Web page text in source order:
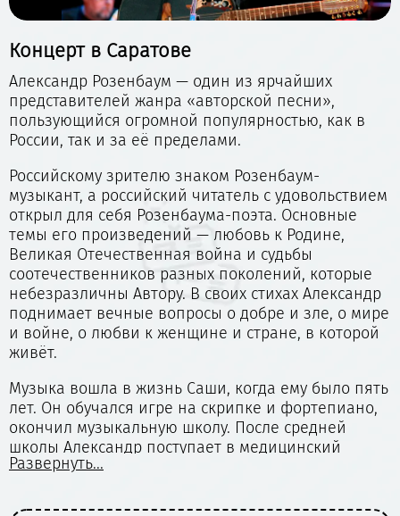
Концерт в Саратове
Александр Розенбаум — один из ярчайших
представителей жанра «авторской песни»,
пользующийся огромной популярностью, как в
России, так и за её пределами.
Российскому зрителю знаком Розенбаум-
музыкант, а российский читатель с удовольствием
открыл для себя Розенбаума-поэта. Основные
темы его произведений — любовь к Родине,
Великая Отечественная война и судьбы
соотечественников разных поколений, которые
небезразличны Автору. В своих стихах Александр
поднимает вечные вопросы о добре и зле, о мире
и войне, о любви к женщине и стране, в которой
живёт.
Музыка вошла в жизнь Саши, когда ему было пять
лет. Он обучался игре на скрипке и фортепиано,
окончил музыкальную школу. После средней
школы Александр поступает в медицинский
институт и, как и его родители, получает
несколько лет работает врачом службы «Скорой
Развернуть...